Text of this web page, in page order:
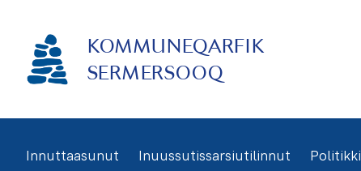
KOMMUNEQARFIK
SERMERSOOQ
Innuttaasunut Inuussutissarsiutilinnut Politikki